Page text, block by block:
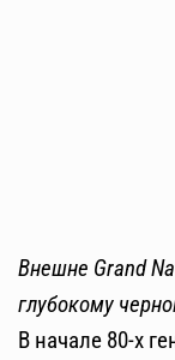
Внешне Grand
глубокому
В начале 80-х